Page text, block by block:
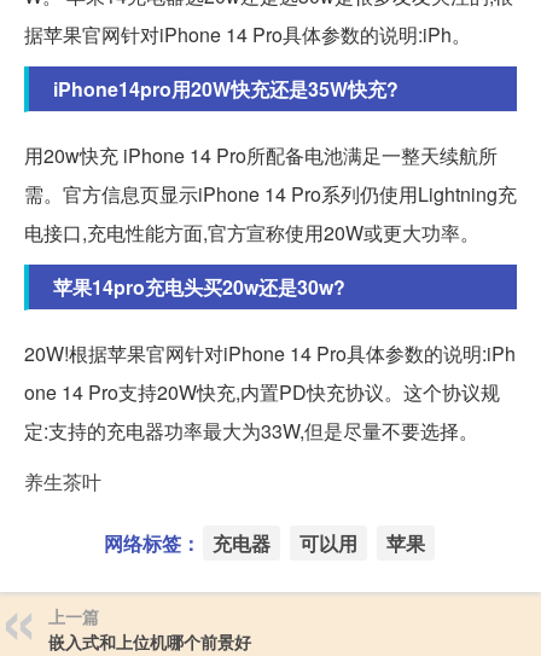
据苹果官网针对iPhone 14 Pro具体参数的说明:iPh。
iPhone14pro用20W快充还是35W快充?
用20w快充 iPhone 14 Pro所配备电池满足一整天续航所
需。官方信息页显示iPhone 14 Pro系列仍使用Lightning充
电接口,充电性能方面,官方宣称使用20W或更大功率。
苹果14pro充电头买20w还是30w?
20W!根据苹果官网针对iPhone 14 Pro具体参数的说明:iPh
one 14 Pro支持20W快充,内置PD快充协议。这个协议规
定:支持的充电器功率最大为33W,但是尽量不要选择。
养生茶叶
网络标签： 充电器 可以用 苹果
上一篇
嵌入式和上位机哪个前景好